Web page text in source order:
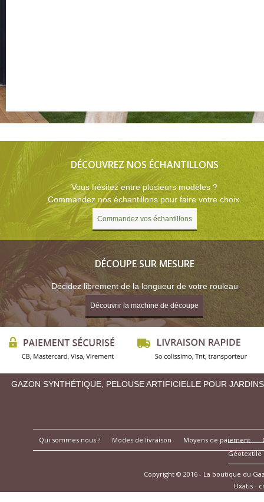
DÉCOUVREZ NOS ÉCHANTILLONS
Vous hésitez entre plusieurs modèles ?
Commandez nos échantillons pour faire votre choix.
Commandez vos échantillons
DÉCOUPE SUR MESURE
Décidez librement de la longueur de votre rouleau
Découvrir la machine de découpe
GAZON SYNTHÉTIQUE, PELOUSE ARTIFICIELLE POUR
Qui sommes nous ? Modes de livraison Moyens de paiement
Géotextile
Copyright © 2016 - La boutique du
Oxatis -